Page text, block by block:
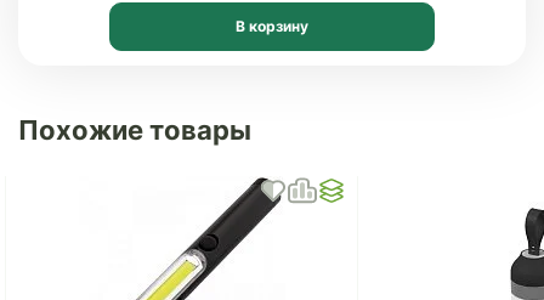
В корзину
Похожие товары